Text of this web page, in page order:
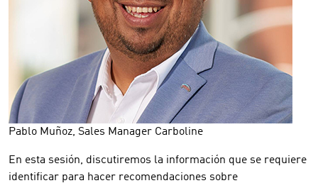
Pablo Muñoz, Sales Manager Carboline
En esta sesión, discutiremos la información que se requiere
identificar para hacer recomendaciones sobre